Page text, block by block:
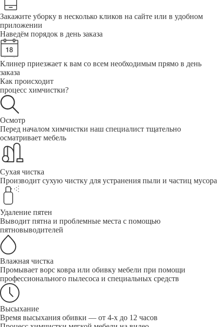
Закажите уборку в несколько кликов на сайте или в удобном
приложении
Наведём порядок в день заказа
Клинер приезжает к вам со всем необходимым прямо в день
заказа
Как происходит
процесс химчистки?
Осмотр
Перед началом химчистки наш специалист тщательно
осматривает мебель
Сухая чистка
Производит сухую чистку для устранения пыли и частиц мусора
Удаление пятен
Выводит пятна и проблемные места с помощью
пятновыводителей
Влажная чистка
Промывает ворс ковра или обивку мебели при помощи
профессионального пылесоса и специальных средств
Высыхание
Время высыхания обивки — от 4-х до 12 часов